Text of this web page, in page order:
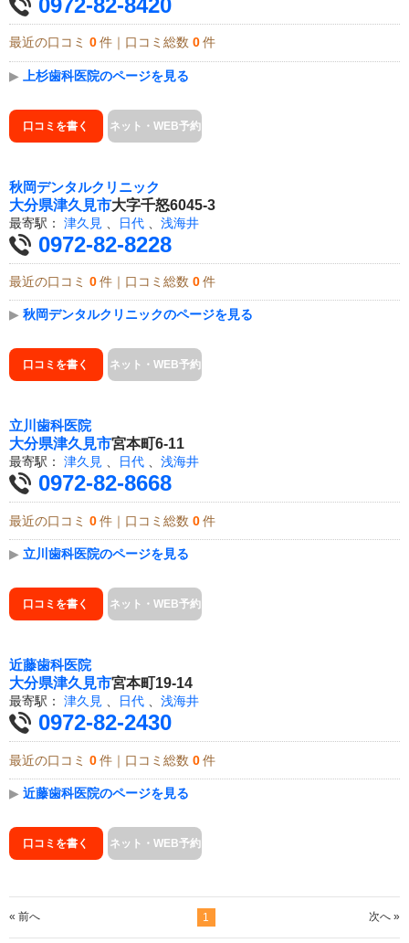
最近の口コミ 0 件｜口コミ総数 0 件
▶ 上杉歯科医院のページを見る
口コミを書く ネット・WEB予約
秋岡デンタルクリニック
大分県津久見市大字千怒6045-3
最寄駅： 津久見 日代 浅海井
0972-82-8228
最近の口コミ 0 件｜口コミ総数 0 件
▶ 秋岡デンタルクリニックのページを見る
口コミを書く ネット・WEB予約
立川歯科医院
大分県津久見市宮本町6-11
最寄駅： 津久見 、 日代 、 浅海井
0972-82-8668
最近の口コミ 0 件｜口コミ総数 0 件
▶ 立川歯科医院のページを見る
口コミを書く ネット・WEB予約
近藤歯科医院
大分県津久見市宮本町19-14
最寄駅： 津久見 日代 浅海井
0972-82-2430
最近の口コミ 0 件｜口コミ総数 0 件
▶ 近藤歯科医院のページを見る
口コミを書く ネット・WEB予約
« 前へ 1 次へ »